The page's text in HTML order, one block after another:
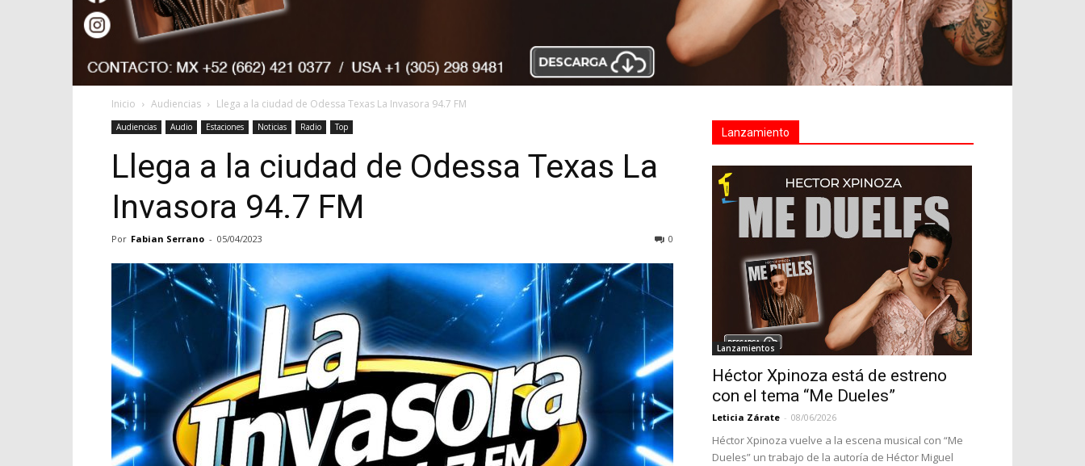
Inicio Audiencias Llega a la ciudad de Odessa Texas La Invasora 94.7 FM
Audiencias Audio Estaciones Noticias Radio Top
Llega a la ciudad de Odessa Texas La
Invasora 94.7 FM
Por Fabian Serrano - 05/04/2023 0
Lanzamiento
Lanzamientos
Héctor Xpinoza está de estreno
con el tema “Me Dueles”
Leticia Zárate - 08/06/2026
Héctor Xpinoza vuelve a la escena musical con “Me
Dueles” un trabajo de la autoría de Héctor Miguel